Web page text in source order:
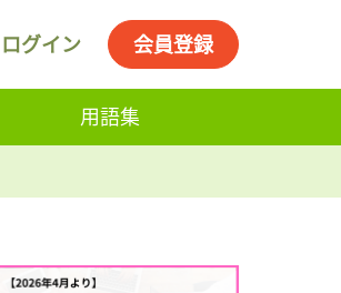
ログイン 会員登録
用語集